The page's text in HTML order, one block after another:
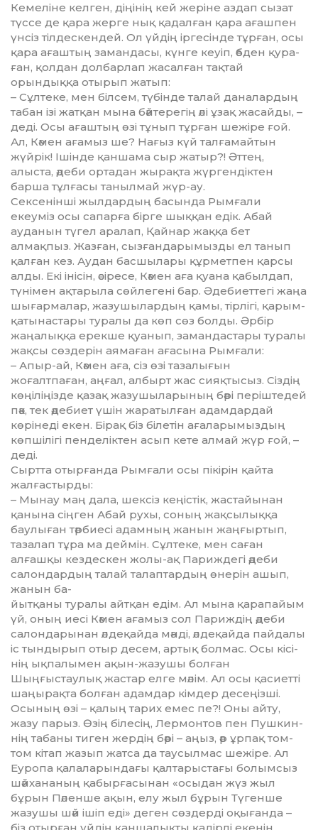
Кемеліне келген, діңінің кей жеріне аздап сызат
түссе де қара жер­ге нық қадалған қара ағашпен
үнсіз тілдескендей. Ол үйдің ірге­сінде тұрған, осы
қара ағаштың за­мандасы, күнге кеуіп, әбден қу­ра­
ған, қолдан долбарлап жасалған тақтай
орындыққа отырып жа­тып:
– Сұлтеке, мен білсем, түбінде талай даналардың
табан ізі жатқан мына бәйтерегің әлі ұзақ жасайды, –
деді. Осы ағаштың өзі тұнып тұр­ған шежіре ғой.
Ал, Кәмен аға­мыз ше? Нағыз күй талғамайтын
жүйрік! Ішінде қаншама сыр жа­тыр?! Әттең,
алыста, әдеби орта­дан жырақта жүргендіктен
барша тұлғасы танылмай жүр-ау.
Сексенінші жылдардың ба­сын­да Рымғали
екеуміз осы са­пар­ға бірге шыққан едік. Абай
ауданын түгел аралап, Қайнар жаққа бет
алмақпыз. Жазған, сызғанда­ры­мыз­ды ел танып
қалған кез. Аудан басшылары құрметпен қарсы
алды. Екі інісін, әсіресе, Кәмен аға қуана қабылдап,
түнімен ақта­рыла сөйлегені бар. Әдебиеттегі жаңа
шығармалар, жазушылардың қамы, тірлігі, қарым-
қатынастары туралы да көп сөз болды. Әрбір
жаңа­лыққа ерекше қуанып, за­ман­дастары туралы
жақсы сөздерін аямаған ағасына Рымғали:
– Апыр-ай, Кәмен аға, сіз өзі та­залығын
жоғалтпаған, аңғал, албырт жас сияқтысыз. Сіздің
көңіліңізде қазақ жазушыларының бәрі періштедей
пәк, тек әдебиет үшін жаратылған адамдардай
көрінеді екен. Бірақ біз білетін аға­­ларымыздың
көпшілігі пен­де­лік­тен асып кете алмай жүр ғой, –
деді.
Сыртта отырғанда Рымғали осы пікірін қайта
жалғастырды:
– Мынау маң дала, шексіз ке­ң­істік, жастайынан
қанына сіңген Абай рухы, соның жақсылыққа
баулыған тәрбиесі адамның жанын жаңғыртып,
тазалап тұра ма дей­мін. Сұлтеке, мен саған
алғашқы кездескен жолы-ақ Париждегі әде­би
салондардың талай талап­тар­дың өнерін ашып,
жанын ба­-
й­ыт­қаны туралы айтқан едім. Ал мына қарапайым
үй, оның иесі Кәмен ағамыз сол Париждің әдеби
салондарынан әлдеқайда мәнді, әлдеқайда пайдалы
іс тындырып отыр десем, артық болмас. Осы кісі­
нің ықпалымен ақын-жазушы болған
Шыңғыстаулық жастар ел­ге мәлім. Ал осы қасиетті
шаңырақ­та болған адамдар кімдер десеңізші.
Осының өзі – қалың тарих емес пе?! Оны айту,
жазу парыз. Өзің білесің, Лермонтов пен Пуш­кин­
нің табаны тиген жердің бәрі – аңыз, әр ұрпақ том-
том кітап жа­зып жатса да таусылмас шежіре. Ал
Еуропа қалаларындағы қал­тарыстағы болымсыз
шәйхана­ның қабырғасынан «осыдан жүз жыл
бұрын Пәленше ақын, елу жыл бұрын Түгенше
жазушы шәй ішіп еді» деген сөздерді оқығанда –